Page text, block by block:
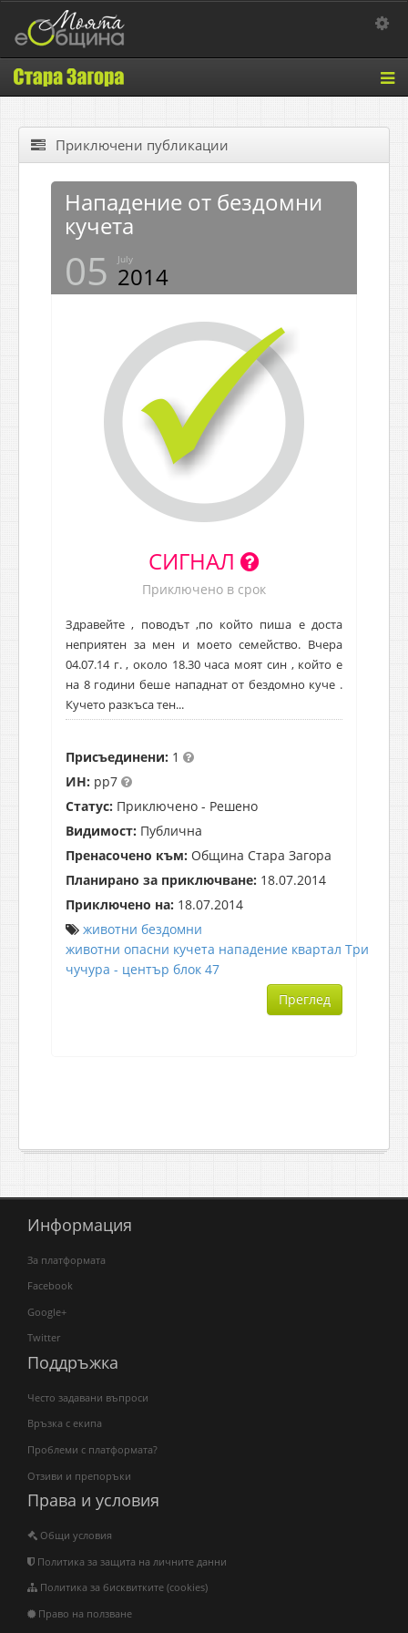
Приключени публикации
Нападение от бездомни
кучета
05 July
2014
СИГНАЛ
Приключено в срок
Здравейте , поводът ,по който пиша е доста
неприятен за мен и моето семейство. Вчера
04.07.14 г. , около 18.30 часа моят син , който е
на 8 години беше нападнат от бездомно куче .
Кучето разкъса тен...
Присъединени: 1
ИН: pp7
Статус: Приключено - Решено
Видимост: Публична
Пренасочено към: Община Стара Загора
Планирано за приключване: 18.07.2014
Приключено на: 18.07.2014
животни бездомни
животни опасни кучета нападение квартал Три
чучура - център блок 47
Преглед
Информация
За платформата
Facebook
Google+
Twitter
Поддръжка
Често задавани въпроси
Връзка с екипа
Проблеми с платформата?
Отзиви и препоръки
Права и условия
Общи условия
Политика за защита на личните данни
Политика за бисквитките (cookies)
Право на ползване